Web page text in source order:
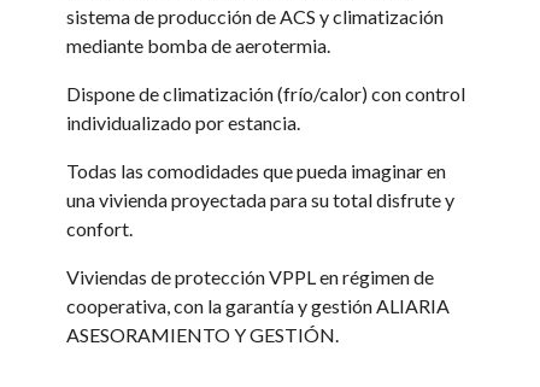
sistema de producción de ACS y climatización
mediante bomba de aerotermia.
Dispone de climatización (frío/calor) con control
individualizado por estancia.
Todas las comodidades que pueda imaginar en
una vivienda proyectada para su total disfrute y
confort.
Viviendas de protección VPPL en régimen de
cooperativa, con la garantía y gestión ALIARIA
ASESORAMIENTO Y GESTIÓN.